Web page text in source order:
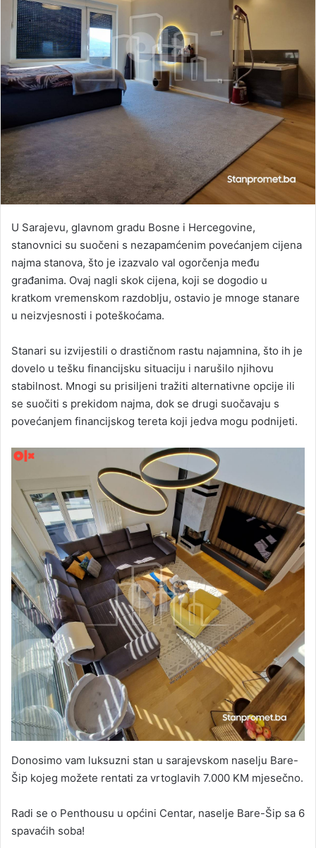
U Sarajevu, glavnom gradu Bosne i Hercegovine,
stanovnici su suočeni s nezapamćenim povećanjem cijena
najma stanova, što je izazvalo val ogorčenja među
građanima. Ovaj nagli skok cijena, koji se dogodio u
kratkom vremenskom razdoblju, ostavio je mnoge stanare
u neizvjesnosti i poteškoćama.
Stanari su izvijestili o drastičnom rastu najamnina, što ih je
dovelo u tešku financijsku situaciju i narušilo njihovu
stabilnost. Mnogi su prisiljeni tražiti alternativne opcije ili
se suočiti s prekidom najma, dok se drugi suočavaju s
povećanjem financijskog tereta koji jedva mogu podnijeti.
Donosimo vam luksuzni stan u sarajevskom naselju Bare-
Šip kojeg možete rentati za vrtoglavih 7.000 KM mjesečno.
Radi se o Penthousu u općini Centar, naselje Bare-Šip sa 6
spavaćih soba!